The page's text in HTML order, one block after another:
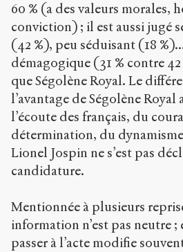
60 % (a des valeurs morales,
conviction) ; il est aussi jugé
(42 %), peu séduisant (18
démagogique (31 % contre
que Ségolène Royal. Le
l’avantage de Ségolène Royal
l’écoute des français, du
détermination, du
Lionel Jospin ne s’est pas
candidature.
Mentionnée à plusieurs
information n’est pas neutre ;
passer à l’acte modifie